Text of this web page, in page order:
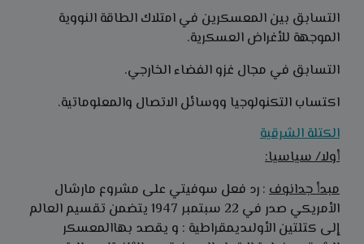
التسابق بين المعسكرين في امتلاك الطاقة النووية
الموجهة للأغراض العسكرية.
التسابق في مجال غزو الفضاء الخارجي.
اكتساب التكنولوجيا ووسائل الاتصال والمعلوماتية.
الكتلة الشرقية
أولا/ سياسيا:
مبدأ جدانوف : رد فعل سوفيتي على مشروع مارشال
الأمريكي صدر في 22 سبتمبر 1947 يتضمن تقسيم العالم
إلى كتلتين الأولىديمقراطية : و يقصد بهاالمعسكر